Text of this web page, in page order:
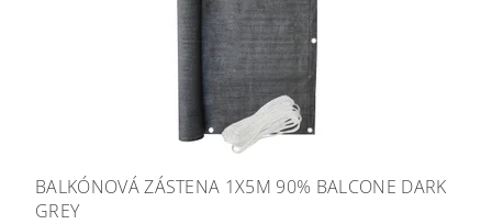
BALKÓNOVÁ ZÁSTENA 1X5M 90% BALCONE DARK
GREY